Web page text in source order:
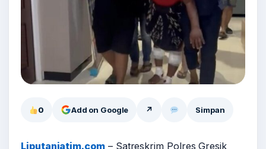
0 Add on Google ↗ Simpan
Liputanjatim.com– Satreskrim Polres Gresik